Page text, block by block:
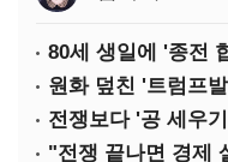
80세 생일에 '종전
원화 덮친 '트럼프
전쟁보다 '공 세우